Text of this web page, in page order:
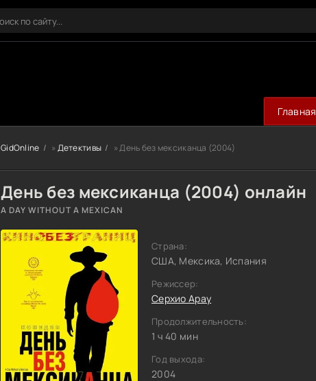
Главная
GidOnline » Детективы » День без мексиканца (2004)
День без мексиканца (2004) онлайн
A DAY WITHOUT A MEXICAN
Страна:
США, Мексика, Испания
Режиссер:
Серхио Арау
Продолжительность:
1 ч 40 мин
Год выхода:
2004